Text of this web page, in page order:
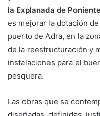
la Explanada de
es mejorar la dotación
puerto de Adra, en la
de la reestructuración y
instalaciones para el
pesquera.
Las obras que se